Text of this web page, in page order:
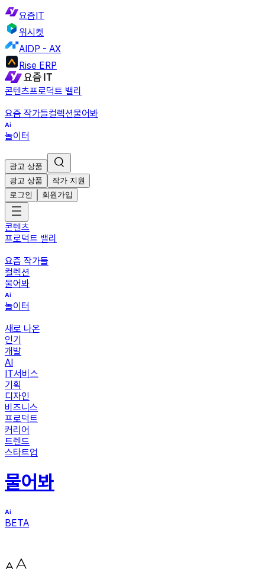
요즘IT
위시켓
AIDP - AX
Rise ERP
콘텐츠프로덕트 밸리
요즘 작가들컬렉션물어봐
놀이터
광고 상품
광고 상품
작가 지원
로그인
회원가입
콘텐츠
프로덕트 밸리
요즘 작가들
컬렉션
물어봐
놀이터
새로 나온
인기
개발
AI
IT서비스
기획
디자인
비즈니스
프로덕트
커리어
트렌드
스타트업
물어봐
BETA